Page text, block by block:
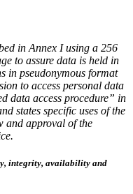
in Annex I using a 256
to assure data is held in
in pseudonymous format
to access personal data
data access procedure” in
states specific uses of the
and approval of the
integrity, availability and